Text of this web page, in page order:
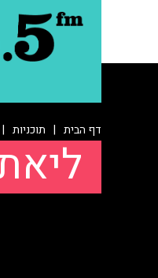
דף הבית | תוכניות |